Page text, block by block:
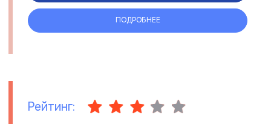
ПОДРОБНЕЕ
Рейтинг: